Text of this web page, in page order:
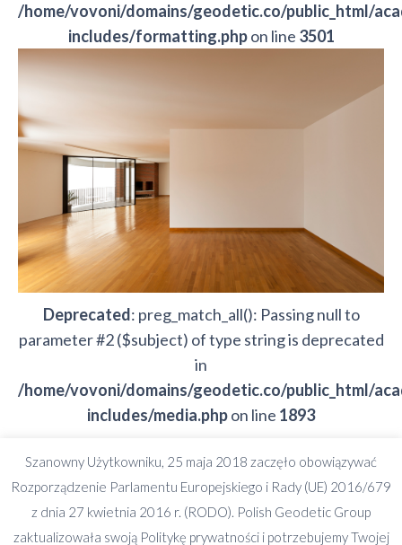
/home/vovoni/domains/geodetic.co/public_html/
includes/formatting.phpon line 3501
Deprecated: preg_match_all(): Passing null to
parameter #2 ($subject) of type string is deprecated
in
/home/vovoni/domains/geodetic.co/public_html/
includes/media.phpon line 1893
Deprecated: preg_split(): Passing null to parameter
#2 ($subject) of type string is deprecated in
/home/vovoni/domains/geodetic.co/public_html/
includes/formatting.phpon line3501
Szanowny Użytkowniku, 25 maja 2018 zaczęło obowiązywać
Rozporządzenie Parlamentu Europejskiego i Rady (UE) 2016/679
z dnia 27 kwietnia 2016 r. (RODO). Polish Geodetic Group
zaktualizowała swoją Politykę prywatności i potrzebujemy Twojej